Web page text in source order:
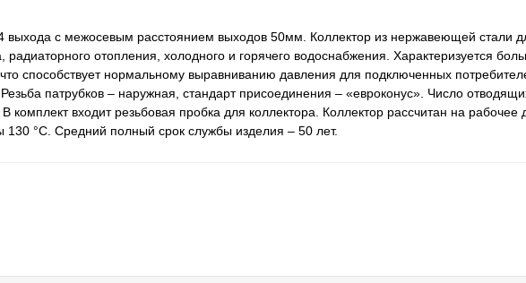
выхода с межосевым расстоянием выходов 50мм. Коллектор из нержавеющей стали
радиаторного отопления, холодного и горячего водоснабжения. Характеризуется
способствует нормальному выравниванию давления для подключенных
патрубков – наружная, стандарт присоединения – «евроконус». Число
комплект входит резьбовая пробка для коллектора. Коллектор рассчитан на рабочее
°С. Средний полный срок службы изделия – 50 лет.